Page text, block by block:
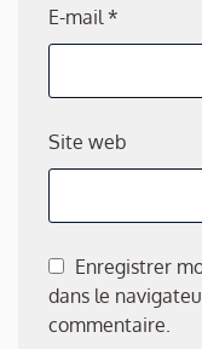
E-mail*
Site web
Enregistrer
dans le
commentaire.